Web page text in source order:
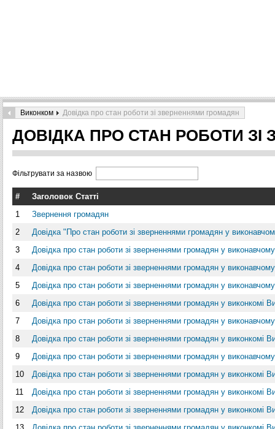
Виконком Довідка про стан роботи зі зверненнями громадян
ДОВІДКА ПРО СТАН РОБОТИ
Фільтрувати за назвою
#
Заголовок Статті
1
Звернення громадян
2
Довідка "Про стан роботи зі зверненнями громадян у
3
Довідка про стан роботи зі зверненнями громадян у
4
Довідка про стан роботи зі зверненнями громадян у виконавчому
5
Довідка про стан роботи зі зверненнями громадян у
6
Довідка про стан роботи зі зверненнями громадян у виконкомі
7
Довідка про стан роботи зі зверненнями громадян у
8
Довідка про стан роботи зі зверненнями громадян у виконкомі
9
Довідка про стан роботи зі зверненнями громадян у
10
Довідка про стан роботи зі зверненнями громадян у виконкомі
11
Довідка про стан роботи зі зверненнями громадян у виконкомі
12
Довідка про стан роботи зі зверненнями громадян у виконкомі